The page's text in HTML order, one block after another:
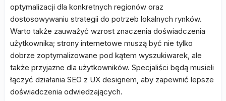
optymalizacji dla konkretnych regionów oraz
dostosowywaniu strategii do potrzeb lokalnych rynków.
Warto także zauważyć wzrost znaczenia doświadczenia
użytkownika; strony internetowe muszą być nie tylko
dobrze zoptymalizowane pod kątem wyszukiwarek, ale
także przyjazne dla użytkowników. Specjaliści będą musieli
łączyć działania SEO z UX designem, aby zapewnić lepsze
doświadczenia odwiedzających.